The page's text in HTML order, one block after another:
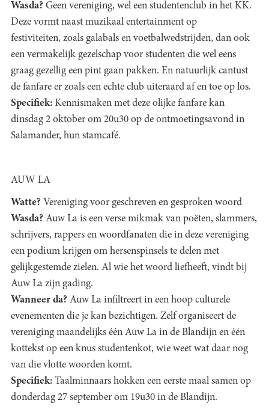
Wasda? Geen vereniging, wel een studentenclub in het KK.
Deze vormt naast muzikaal entertainment op
festiviteiten, zoals galabals en voetbalwedstrijden, dan ook
een vermakelijk gezelschap voor studenten die wel eens
graag gezellig een pint gaan pakken. En natuurlijk cantust
de fanfare er zoals een echte club uiteraard af en toe op los.
Specifiek: Kennismaken met deze olijke fanfare kan
dinsdag 2 oktober om 20u30 op de ontmoetingsavond in
Salamander, hun stamcafé.
AUW LA
Watte? Vereniging voor geschreven en gesproken woord
Wasda? Auw La is een verse mikmak van poëten, slammers,
schrijvers, rappers en woordfanaten die in deze vereniging
een podium krijgen om hersenspinsels te delen met
gelijkgestemde zielen. Al wie het woord liefheeft, vindt bij
Auw La zijn gading.
Wanneer da? Auw La infiltreert in een hoop culturele
evenementen die je kan bezichtigen. Zelf organiseert de
vereniging maandelijks één Auw La in de Blandijn en één
kottekst op een knus studentenkot, wie weet wat daar nog
van die vlotte woorden komt.
Specifiek: Taalminnaars hokken een eerste maal samen op
donderdag 27 september om 19u30 in de Blandijn.